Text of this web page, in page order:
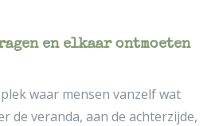
en elkaar ontmoeten
waar mensen vanzelf wat
de veranda, aan de achterzijde,